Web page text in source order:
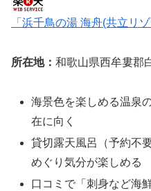
「浜千鳥の湯 海舟(共立リ
所在地： 和歌山県西牟婁郡
海景色を楽しめる温泉
在に向く
貸切露天風呂（予約不
めぐり気分が楽しめる
口コミで「刺身など海